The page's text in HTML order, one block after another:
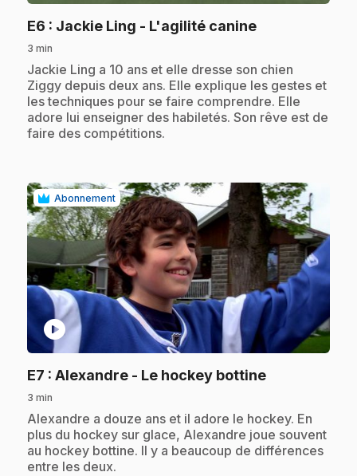
E6 : Jackie Ling - L'agilité canine.
3 min
.Jackie Ling a 10 ans et elle dresse son chien
Ziggy depuis deux ans. Elle explique les gestes et
les techniques pour se faire comprendre. Elle
adore lui enseigner des habiletés. Son rêve est de
faire des compétitions.
Abonnement
play_circle
E7 : Alexandre - Le hockey bottine.
3 min
.Alexandre a douze ans et il adore le hockey. En
plus du hockey sur glace, Alexandre joue souvent
au hockey bottine. Il y a beaucoup de différences
entre les deux.